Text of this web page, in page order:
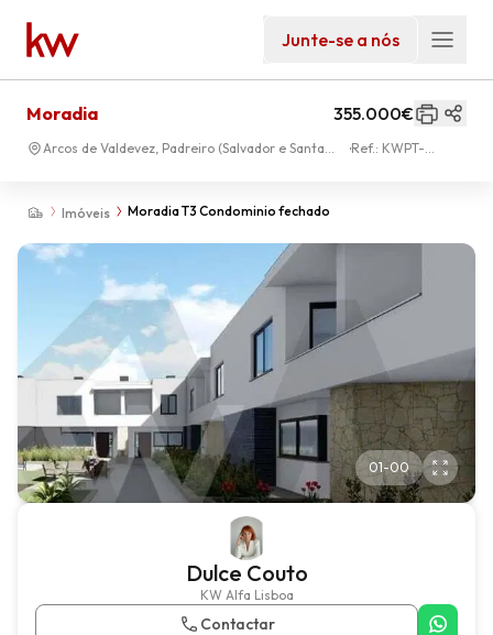
Junte-se a nós
Imóveis Moradia T3 Condominio fechado
Moradia 355.000€
Arcos de Valdevez, Padreiro (Salvador e Santa
Ref.: KWPT-
01-00
Dulce Couto
KW Alfa Lisboa
Contactar